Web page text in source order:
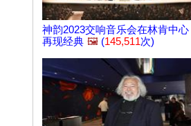
神韵2023交响音乐会在林肯中心
再现经典 🖼️ (145,511次)